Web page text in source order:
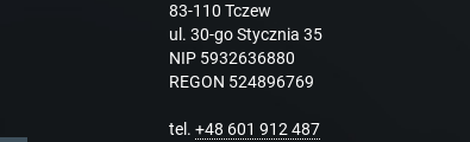
83-110 Tczew
ul. 30-go Stycznia 35
NIP 5932636880
REGON 524896769
tel. +48 601 912 487